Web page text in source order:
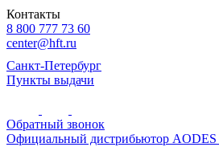
Контакты
8 800 777 73 60
center@hft.ru
Санкт-Петербург
Пункты выдачи
Обратный звонок
Официальный дистрибьютор AODES